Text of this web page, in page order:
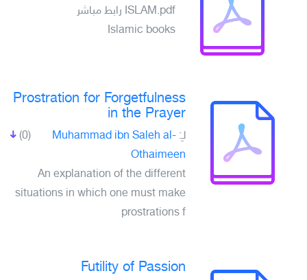
ISLAM.pdf رابط مباشر
Islamic books
Prostration for Forgetfulness
in the Prayer
(0) لـِ: Muhammad ibn Saleh al-
Othaimeen
An explanation of the different
situations in which one must make
prostrations f
Futility of Passion